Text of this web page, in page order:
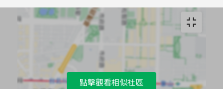
點擊觀看相似社區